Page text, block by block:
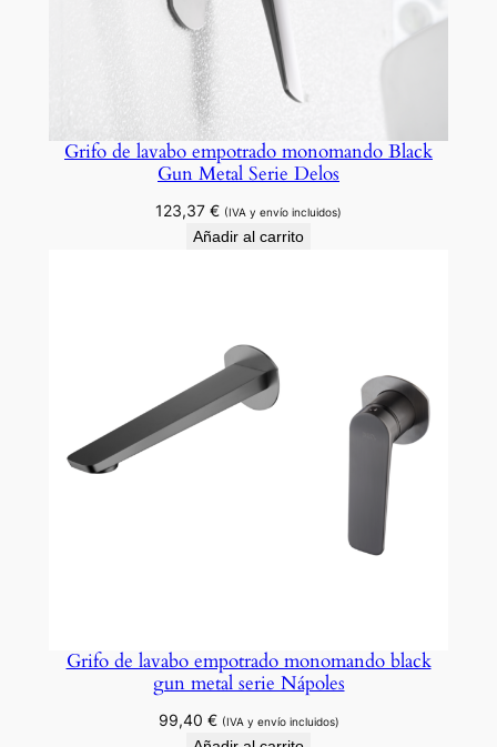
Grifo de lavabo empotrado monomando Black
Gun Metal Serie Delos
123,37 € (IVA y envío incluidos)
Añadir al carrito
Grifo de lavabo empotrado monomando black
gun metal serie Nápoles
99,40 € (IVA y envío incluidos)